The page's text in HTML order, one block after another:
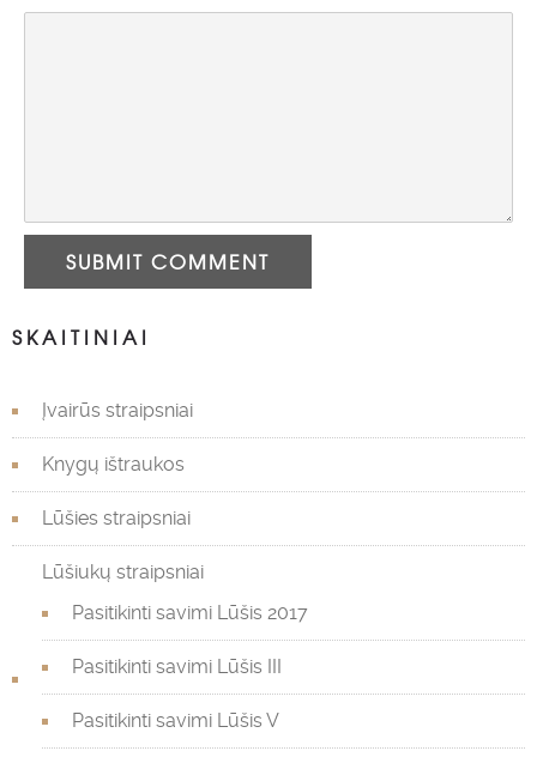
SUBMIT COMMENT
SKAITINIAI
Įvairūs straipsniai
Knygų ištraukos
Lūšies straipsniai
Lūšiukų straipsniai
Pasitikinti savimi Lūšis 2017
Pasitikinti savimi Lūšis III
Pasitikinti savimi Lūšis V